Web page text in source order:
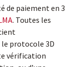
de paiement en 3
. Toutes les
protocole 3D
vérification